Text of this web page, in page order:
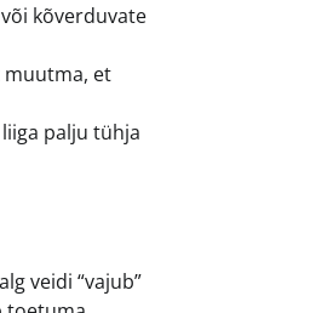
kõverduvate
muutma, et
palju tühja
veidi “vajub”